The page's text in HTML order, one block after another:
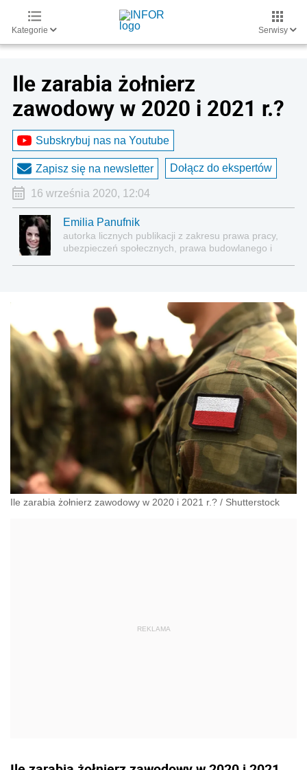
Kategorie Serwisy
Ile zarabia żołnierz
zawodowy w 2020 i 2021 r.?
Subskrybuj nas na Youtube
Zapisz się na newsletter Dołącz do ekspertów
16 września 2020, 12:04
Emilia Panufnik
autorka licznych publikacji z zakresu prawa pracy,
ubezpieczeń społecznych, prawa budowlanego i
Ile zarabia żołnierz zawodowy w 2020 i 2021 r.? / Shutterstock